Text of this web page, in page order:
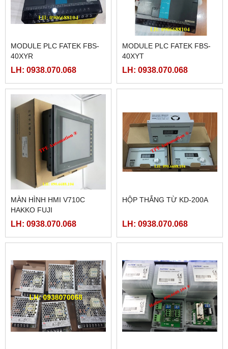
MODULE PLC FATEK FBS-
40XYR
LH: 0938.070.068
MODULE PLC FATEK FBS-
40XYT
LH: 0938.070.068
MÀN HÌNH HMI V710C
HAKKO FUJI
LH: 0938.070.068
HỘP THẮNG TỪ KD-200A
LH: 0938.070.068